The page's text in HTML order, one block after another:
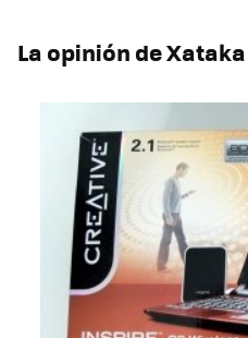
La opinión de Xataka